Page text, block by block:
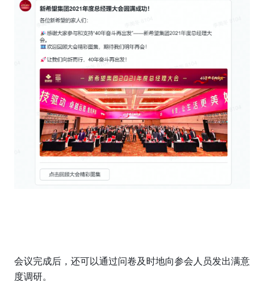
会议完成后，还可以通过问卷及时地向参会人员发出满意
度调研。